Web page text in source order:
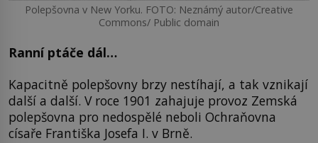
Polepšovna v New Yorku. FOTO: Neznámý autor/Creative
Commons/ Public domain
Ranní ptáče dál…
Kapacitně polepšovny brzy nestíhají, a tak vznikají
další a další. V roce 1901 zahajuje provoz Zemská
polepšovna pro nedospělé neboli Ochraňovna
císaře Františka Josefa I. v Brně.